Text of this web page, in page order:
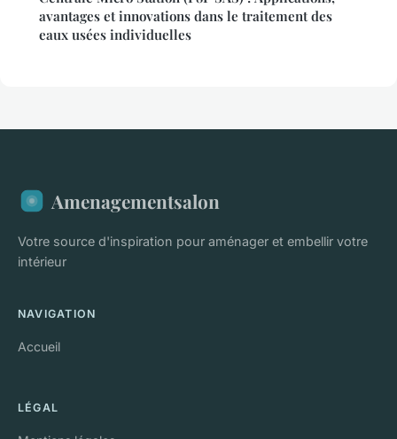
avantages et innovations dans le traitement des
eaux usées individuelles
Amenagementsalon
Votre source d'inspiration pour aménager et embellir votre
intérieur
NAVIGATION
Accueil
LÉGAL